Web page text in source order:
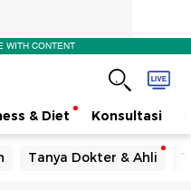
WITH CONTENT
& Diet Konsultasi
Tanya Dokter & Ahli